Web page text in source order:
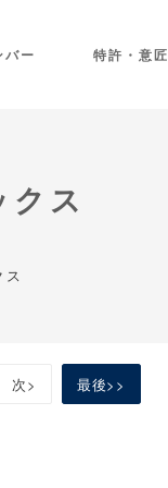
ー 特許・意匠
ス
ス
次> 最後>>